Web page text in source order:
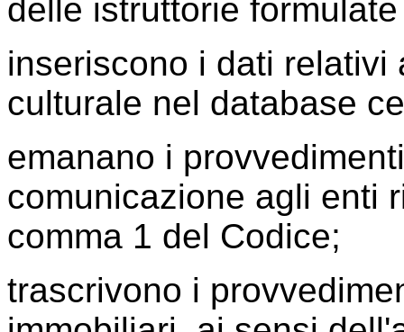
delle istruttorie
inseriscono i dati
culturale nel database
emanano i
comunicazione agli enti
comma 1 del Codice;
trascrivono i